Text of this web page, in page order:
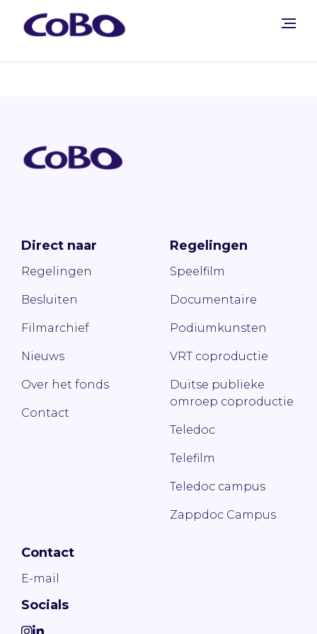
Direct naar
Regelingen
Besluiten
Filmarchief
Nieuws
Over het fonds
Contact
Regelingen
Speelfilm
Documentaire
Podiumkunsten
VRT coproductie
Duitse publieke
omroep coproductie
Teledoc
Telefilm
Teledoc campus
Zappdoc Campus
Contact
E-mail
Socials